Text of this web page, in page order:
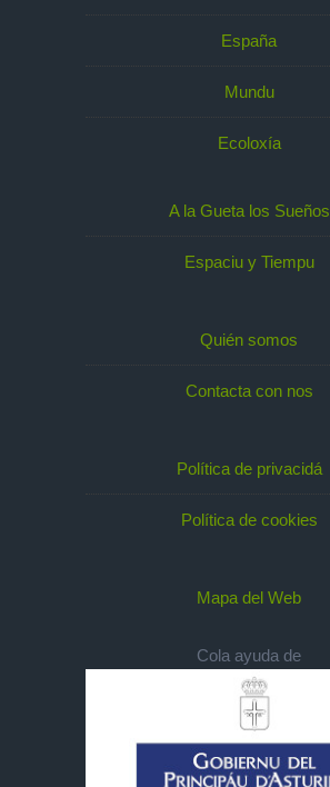
España
Mundu
Ecoloxía
A la Gueta los Sueños
Espaciu y Tiempu
Quién somos
Contacta con nos
Política de privacidá
Política de cookies
Mapa del Web
Cola ayuda de